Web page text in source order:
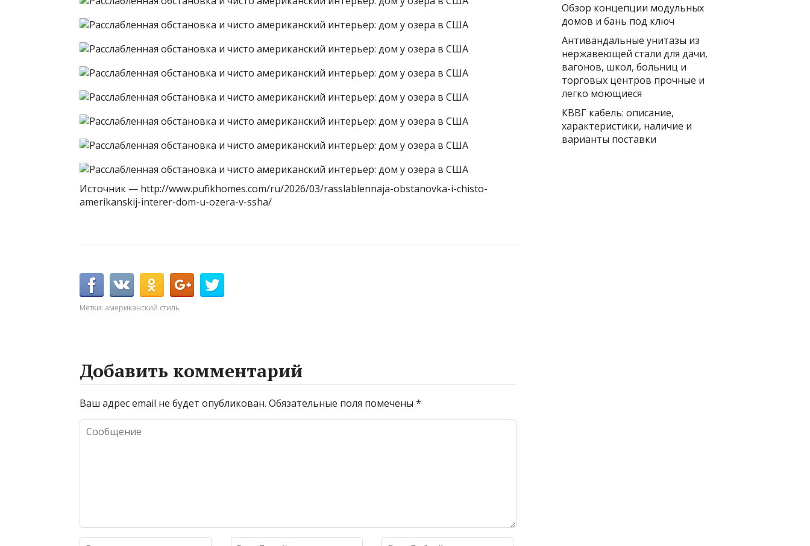
Источник — http://www.pufikhomes.com/ru/2026/03/rasslablennaja-obstanovka-i-chisto-
amerikanskij-interer-dom-u-ozera-v-ssha/
Метки: американский стиль
Добавить комментарий
Ваш адрес email не будет опубликован. Обязательные поля помечены *
Обзор концепции модульных
домов и бань под ключ
Антивандальные унитазы из
нержавеющей стали для дачи,
вагонов, школ, больниц и
торговых центров прочные и
легко моющиеся
КВВГ кабель: описание,
характеристики, наличие и
варианты поставки